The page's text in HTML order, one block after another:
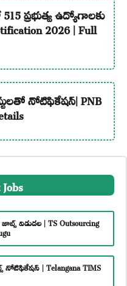
ప్రభుత్వ ఉద్యోగాలకు
2026 | Full
నోటిఫికేషన్| PNB
విడుదల | TS Outsourcing
| Telangana TIMS